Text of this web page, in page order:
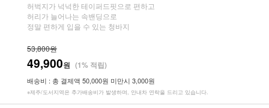
허벅지가 넉넉한 테이퍼드핏으로 편하고
허리가 늘어나는 속밴딩으로
정말 편하게 입을 수 있는 청바지
53,800원
49,900원 (1% 적립)
배송비 : 총 결제액 50,000원 미만시 3,000원
※제주/도서지역은 추가배송비가 발생하며, 안내차 연락을 드리고 있습니다.